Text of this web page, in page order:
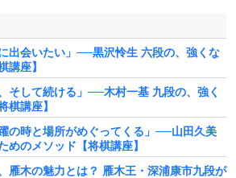
出会いたい」──黒沢怜生 六段の、強くな
講座】
そして続ける」──木村一基 九段の、強く
棋講座】
の時と場所がめぐってくる」──山田久美
めのメソッド【将棋講座】
雁木の魅力とは？ 雁木王・深浦康市九段が